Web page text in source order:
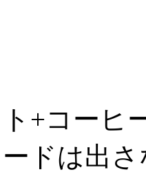
+コーヒ
ドは出